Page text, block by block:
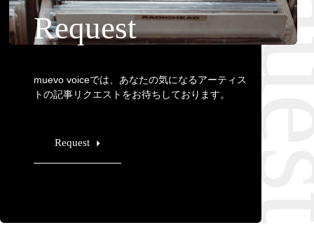
Request
muevo voiceでは、あなたの気になるアーティス
トの記事リクエストをお待ちしております。
Request